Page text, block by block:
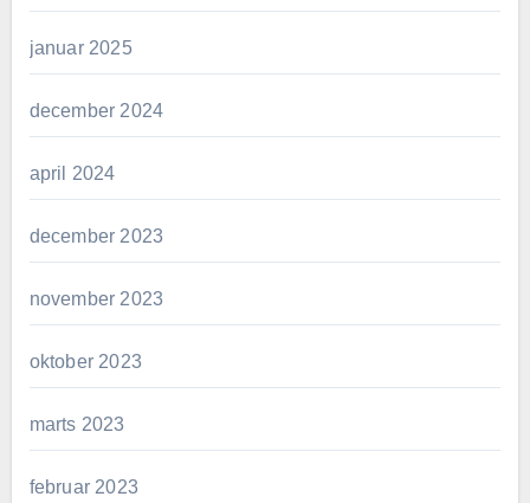
januar 2025
december 2024
april 2024
december 2023
november 2023
oktober 2023
marts 2023
februar 2023